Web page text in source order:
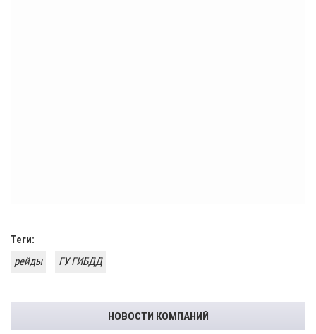
Теги:
рейды
ГУ ГИБДД
НОВОСТИ КОМПАНИЙ